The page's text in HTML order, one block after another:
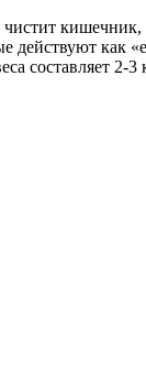
действуют как
составляет